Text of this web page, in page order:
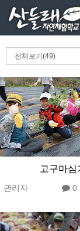
고구마심
관리자